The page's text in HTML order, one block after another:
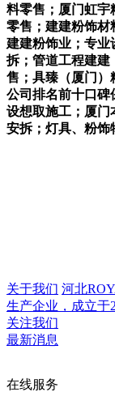
料零售；厦门虹宇
零售；建建粉饰材
建建粉饰业；专业
拆；管道工程建建
售；具臻（厦门）
公司排名前十口碑
设想取施工；厦门
安拆；灯具、粉饰
关于我们 河北
生产企业，成立于
关注我们
最新消息
在线服务